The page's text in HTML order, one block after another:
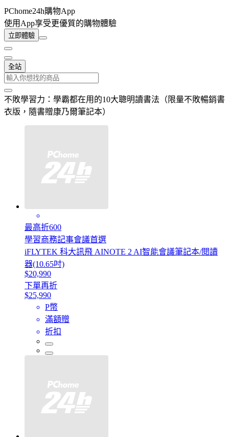
PChome24h購物App
使用App享受更優質的購物體驗
立即體驗
全站
不敗學習力：學霸都在用的10大聰明讀書法（限量不敗暢銷書
衣版，隨書贈康乃爾筆記本）
最高折600
學習商務記事會議首選
iFLYTEK 科大訊飛 AINOTE 2 AI智能會議筆記本/閱讀
器(10.65吋)
$20,990
下單再折
$25,990
P幣
滿額贈
折扣